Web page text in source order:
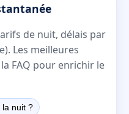
de nuit, délais par
Les meilleures
FAQ pour enrichir le
la nuit ?